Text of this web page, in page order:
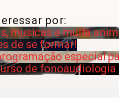
por:
musicas e muita
de se formar!
especial
de fonoaudiologia